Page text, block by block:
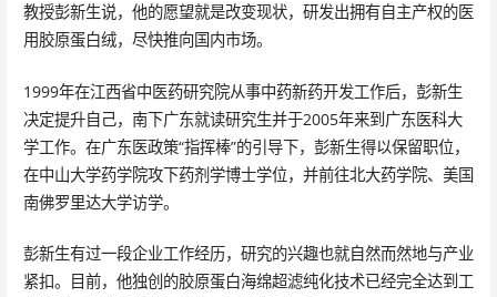
教授彭新生说，他的愿望就是改变现状，研发出拥有自主产权的医
用胶原蛋白绒，尽快推向国内市场。
1999年在江西省中医药研究院从事中药新药开发工作后，彭新生
决定提升自己，南下广东就读研究生并于2005年来到广东医科大
学工作。在广东医政策“指挥棒”的引导下，彭新生得以保留职位，
在中山大学药学院攻下药剂学博士学位，并前往北大药学院、美国
南佛罗里达大学访学。
彭新生有过一段企业工作经历，研究的兴趣也就自然而然地与产业
紧扣。目前，他独创的胶原蛋白海绵超滤纯化技术已经完全达到工